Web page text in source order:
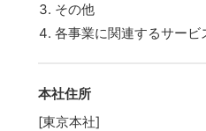
その他
各事業に関連するサービ
本社住所
[東京本社]